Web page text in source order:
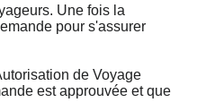
Une fois la
pour s'assurer
de Voyage
est approuvée et que